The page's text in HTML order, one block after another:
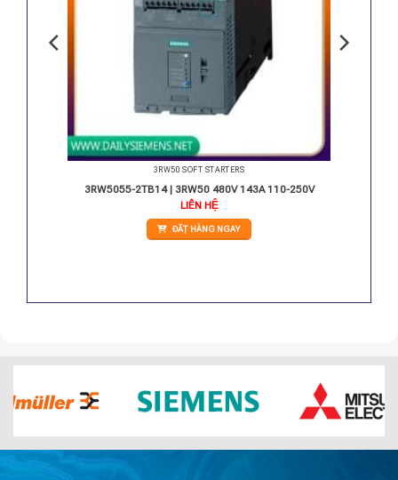
3RW50 SOFT STARTERS
3RW5055-2TB14 | 3RW50 480V 143A 110-250V
LIÊN HỆ
ĐẶT HÀNG NGAY